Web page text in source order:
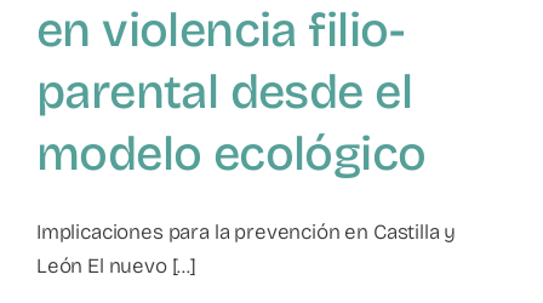
Mapa de recursos
Observatorio VFP
en violencia filio-
parental desde el
modelo ecológico
Implicaciones para la prevención en Castilla y
León El nuevo [...]